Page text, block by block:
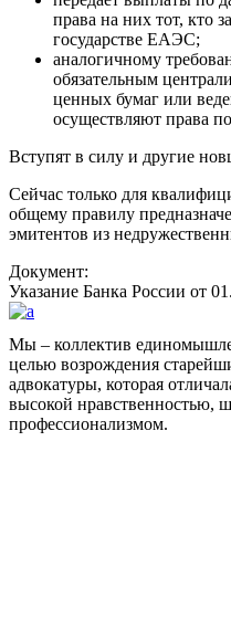
права на них тот, кто
государстве ЕАЭС;
аналогичному
обязательным
ценных бумаг или
осуществляют права
Вступят в силу и другие
Сейчас только для
общему правилу
эмитентов из
Документ:
Указание Банка России от
Мы – коллектив
целью возрождения
адвокатуры, которая
высокой нравственностью,
профессионализмом.